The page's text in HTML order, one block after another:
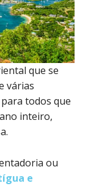
que se
várias
todos que
inteiro,
ou
e